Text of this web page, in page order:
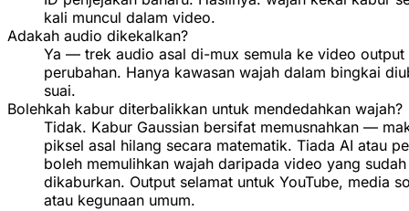
kali muncul dalam video.
Adakah audio dikekalkan?
Ya — trek audio asal di-mux semula ke video output
perubahan. Hanya kawasan wajah dalam bingkai
suai.
Bolehkah kabur diterbalikkan untuk mendedahkan wajah?
Tidak. Kabur Gaussian bersifat memusnahkan —
piksel asal hilang secara matematik. Tiada AI atau
boleh memulihkan wajah daripada video yang sudah
dikaburkan. Output selamat untuk YouTube, media
atau kegunaan umum.